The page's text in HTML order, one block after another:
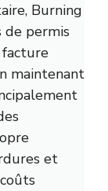
Burning
de permis
maintenant
et